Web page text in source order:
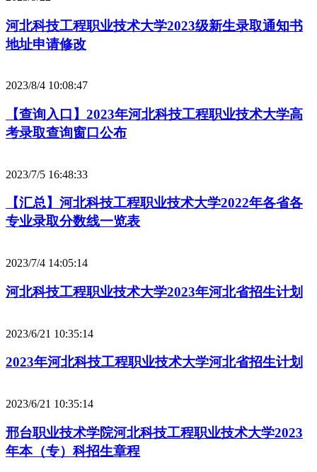
河北科技工程职业技术大学2023级新生录取通知书
地址申请修改
2023/8/4 10:08:47
【查询入口】2023年河北科技工程职业技术大学高
考录取查询窗口公布
2023/7/5 16:48:33
【汇总】河北科技工程职业技术大学2022年各省各
专业录取分数线一览表
2023/7/4 14:05:14
河北科技工程职业技术大学2023年河北省招生计划
2023/6/21 10:35:14
2023年河北科技工程职业技术大学河北省招生计划
2023/6/21 10:35:14
邢台职业技术学院河北科技工程职业技术大学2023
年本（专）科招生章程